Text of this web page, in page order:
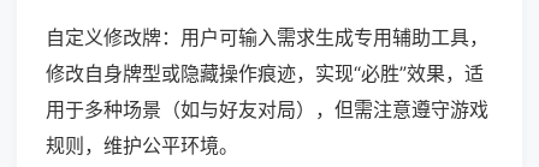
自定义修改牌：用户可输入需求生成专用辅助工具，
修改自身牌型或隐藏操作痕迹，实现“必胜”效果，适
用于多种场景（如与好友对局），但需注意遵守游戏
规则，维护公平环境。